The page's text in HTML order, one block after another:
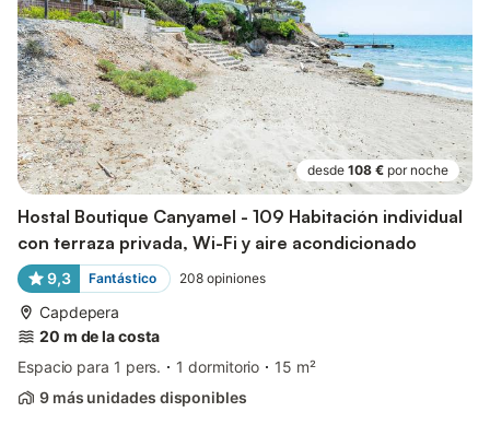
desde 108 € por noche
Hostal Boutique Canyamel - 109 Habitación individual
con terraza privada, Wi-Fi y aire acondicionado
9,3 Fantástico 208 opiniones
Capdepera
20 m de la costa
Espacio para 1 pers.
1 dormitorio
15 m²
9 más unidades disponibles